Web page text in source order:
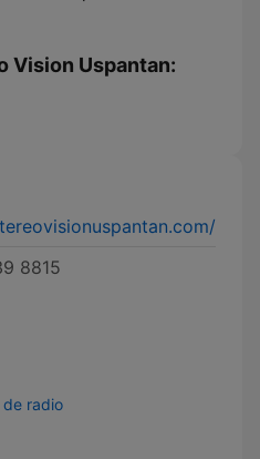
Vision Uspantan:
8815
de radio